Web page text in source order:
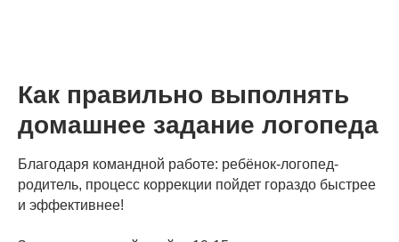
Как правильно выполнять
домашнее задание логопеда
Благодаря командной работе: ребёнок-логопед-
родитель, процесс коррекции пойдет гораздо быстрее
и эффективнее!